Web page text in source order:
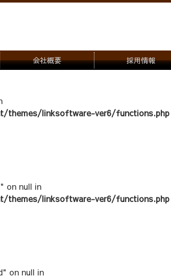
会社概要 採用情報
themes/linksoftware-ver6/functions.php
on null in
themes/linksoftware-ver6/functions.php
on null in